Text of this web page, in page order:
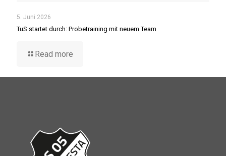
5. Juni 2026
TuS startet durch: Probetraining mit neuem Team
Read more